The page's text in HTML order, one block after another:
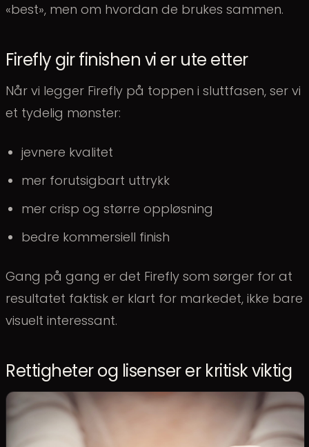
«best», men om hvordan de brukes sammen.
Firefly gir finishen vi er ute etter
Når vi legger Firefly på toppen i sluttfasen, ser vi
et tydelig mønster:
jevnere kvalitet
mer forutsigbart uttrykk
mer crisp og større oppløsning
bedre kommersiell finish
Gang på gang er det Firefly som sørger for at
resultatet faktisk er klart for markedet, ikke bare
visuelt interessant.
Rettigheter og lisenser er kritisk viktig